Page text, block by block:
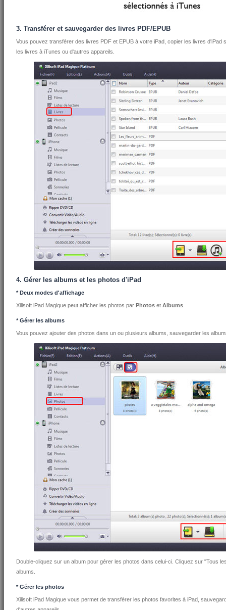
3. Transférer et sauvegarder des livres PDF/EPUB
Vous pouvez transférer des livres PDF et EPUB à votre iPad, copier les livres
les livres à iTunes ou d'autres appareils.
4. Gérer les albums et les photos d'iPad
* Deux modes d'affichage
Xilisoft iPad Magique peut afficher les photos par Photos et Albums
* Gérer les albums
Vous pouvez ajouter des photos dans un ou plusieurs albums, sauvegarder les
Double-cliquez sur un album pour gérer les photos dans celui-ci. Cliquez sur "Tous
albums.
* Gérer les photos
Xilisoft iPad Magique vous permet de transférer les photos favorites à iPad,